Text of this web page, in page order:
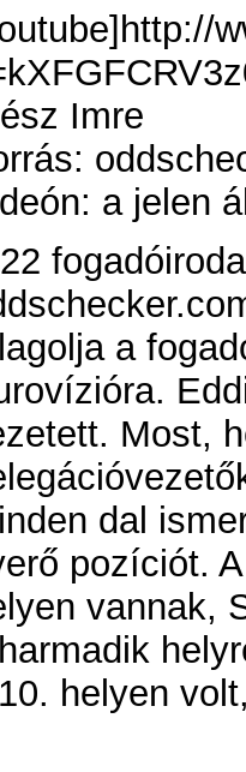
Imre
a jelen
a
Most,
dal
pozíciót.
vannak,
helyen